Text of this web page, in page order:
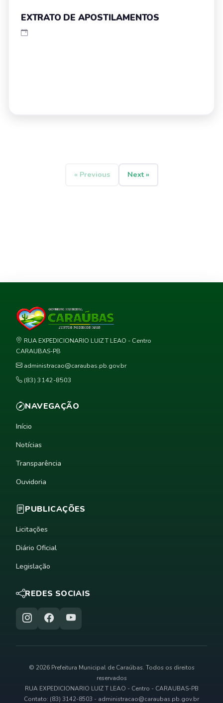
EXTRATO DE APOSTILAMENTOS
« Previous Next »
RUA EXPEDICIONARIO LUIZ T LEAO - Centro
CARAUBAS-PB
administracao@caraubas.pb.gov.br
(83) 3142-8503
NAVEGAÇÃO
Início
Notícias
Transparência
Ouvidoria
PUBLICAÇÕES
Licitações
Diário Oficial
Legislação
REDES SOCIAIS
© 2026 Prefeitura Municipal de Caraúbas. Todos os direitos
reservados
RUA EXPEDICIONARIO LUIZ T LEAO - Centro - CARAUBAS-PB
Contato: (83) 3142-8503 - administracao@caraubas.pb.gov.br